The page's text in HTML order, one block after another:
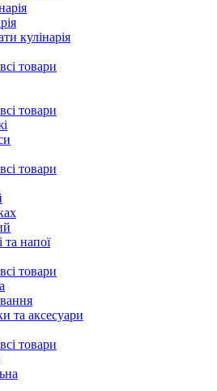
кулінарія
товари
товари
товари
та напої
товари
та аксесуари
товари